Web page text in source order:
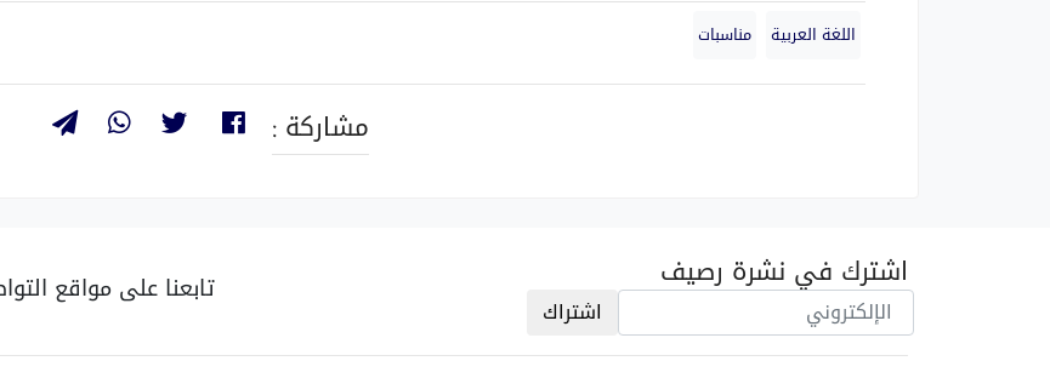
اللغة العربية مناسبات
مشاركة :
اشترك في نشرة رصيف تابعنا على مواقع